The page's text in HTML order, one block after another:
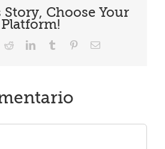
Story, Choose Your
Platform!
RedditLinkedInTumblr PinterestCorreo